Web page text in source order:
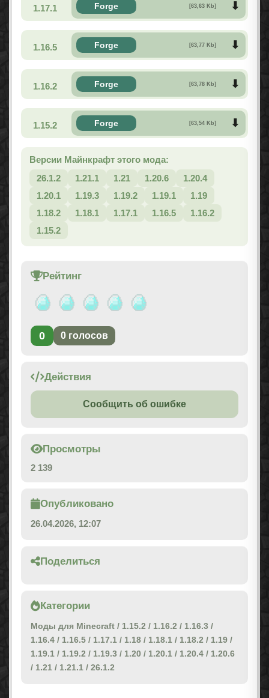
1.17.1 Forge [63,63 Kb]
1.16.5 Forge [63,77 Kb]
1.16.2 Forge [63,78 Kb]
1.15.2 Forge [63,54 Kb]
Версии Майнкрафт этого мода:
26.1.2
1.21.1 1.21 1.20.6
1.20.4
1.20.1
1.19.3 1.19.2 1.19.1
1.19
1.18.2
1.18.1 1.17.1 1.16.5
1.16.2
1.15.2
Рейтинг
0 0 голосов
Действия
Сообщить об ошибке
Просмотры
2 139
Опубликовано
26.04.2026, 12:07
Поделиться
Категории
Моды для Minecraft / 1.15.2 / 1.16.2 / 1.16.3 /
1.16.4 / 1.16.5 / 1.17.1 / 1.18 / 1.18.1 / 1.18.2 / 1.19 /
1.19.1 / 1.19.2 / 1.19.3 / 1.20 / 1.20.1 / 1.20.4 / 1.20.6
/ 1.21 / 1.21.1 / 26.1.2